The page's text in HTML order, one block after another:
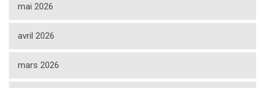
mai 2026
avril 2026
mars 2026